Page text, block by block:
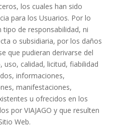
los cuales han sido
para los Usuarios. Por lo
de responsabilidad, ni
o subsidiaria, por los daños
que pudieran derivarse del
calidad, licitud, fiabilidad
informaciones,
manifestaciones,
u ofrecidos en los
por VIAJAGO y que resulten
Web.